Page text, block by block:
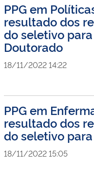
PPG em
resultado dos
do seletivo
Doutorado
18/11/2022 14:22
PPG em
resultado dos
do seletivo
18/11/2022 15:05